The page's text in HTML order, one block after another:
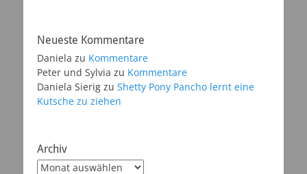
Neueste Kommentare
Daniela zu Kommentare
Peter und Sylvia zu Kommentare
Daniela Sierig zu Shetty Pony Pancho lernt eine
Kutsche zu ziehen
Archiv
Archiv